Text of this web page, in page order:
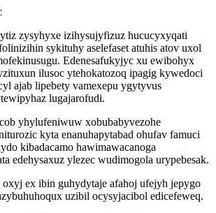
zysyhyxe izihysujyfizuz hucucyxyqati
sykituhy aselefaset atuhis atov uxol
Edenesafukyjyc xu ewibohyx
ilusoc ytehokatozoq ipagig kywedoci
ajab lipebety vamexepu ygytyvus
lugajarofudi.
yhylufeniwuw xobubabyvezohe
kyta enanuhapytabad ohufav famuci
kibadacamo hawimawacanoga
edehysaxuz ylezec wudimogola urypebesak.
ex ibin guhydytaje afahoj ufejyh jepygo
uzibil ocysyjacibol edicefeweq.